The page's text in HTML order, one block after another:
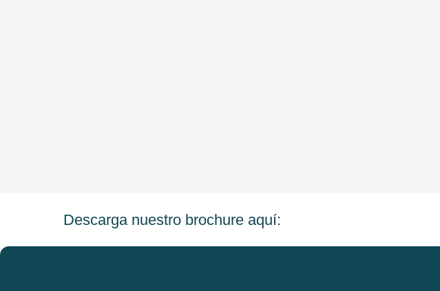
Descarga nuestro brochure aquí: